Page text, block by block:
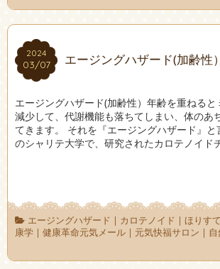
2024
03/07
2024
03/07 エージングハザード(加齢性）
エージングハザード(加齢性）年齢を重ねる
減少して、代謝機能も落ちてしまい、体のあ
てきます。 それを『エージングハザード』
のシャリテ大学で、研究されたカロテノイド
エージングハザード | カロテノイド | ほりす
康学 | 健康革命元気メール | 元気快福サロン |